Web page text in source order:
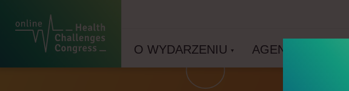
O WYDARZENIU AGENDA